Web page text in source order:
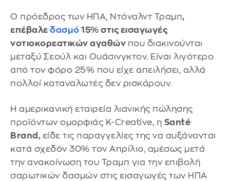
Ο πρόεδρος των ΗΠΑ, Ντόναλντ Τραμπ,
επέβαλε δασμό 15% στις εισαγωγές
νοτιοκορεατικών αγαθών που διακινούνται
μεταξύ Σεούλ και Ουάσινγκτον. Είναι λιγότερο
από τον φόρο 25% που είχε απειλήσει, αλλά
πολλοί καταναλωτές δεν ρισκάρουν.
Η αμερικανική εταιρεία λιανικής πώλησης
προϊόντων ομορφιάς K-Creative, η Santé
Brand, είδε τις παραγγελίες της να αυξάνονται
κατά σχεδόν 30% τον Απρίλιο, αμέσως μετά
την ανακοίνωση του Τραμπ για την επιβολή
σαρωτικών δασμών στις εισαγωγές των ΗΠΑ